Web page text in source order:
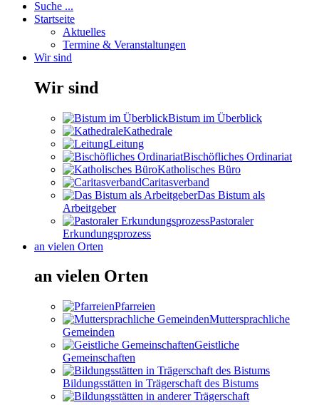
Suche ...
Startseite
Aktuelles
Termine & Veranstaltungen
Wir sind
Wir sind
Bistum im Überblick
Kathedrale
Leitung
Bischöfliches Ordinariat
Katholisches Büro
Caritasverband
Das Bistum als
Arbeitgeber
Pastoraler
Erkundungsprozess
an vielen Orten
an vielen Orten
Pfarreien
Muttersprachliche
Gemeinden
Geistliche
Gemeinschaften
Bildungsstätten in Trägerschaft des Bistums